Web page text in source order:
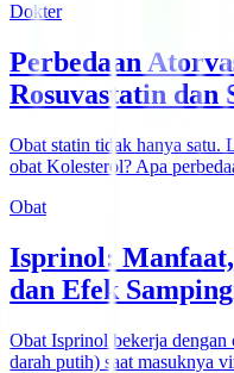
Dokter
Perbedaan
Rosuvastatin dan
Obat statin tidak hanya satu.
obat Kolesterol? Apa
Obat
Isprinol:
dan Efek
Obat Isprinol bekerja
darah putih) saat masuknya